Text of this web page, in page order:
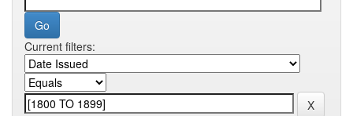
Current filters: